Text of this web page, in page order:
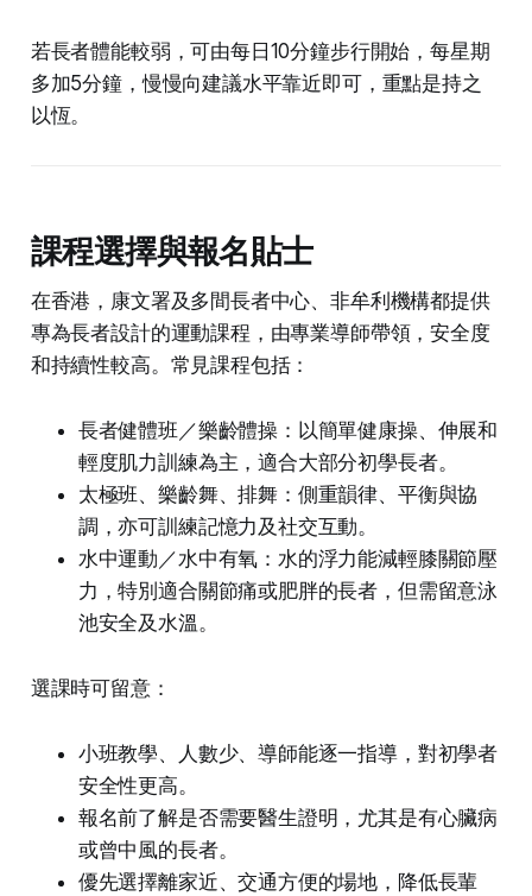
若長者體能較弱，可由每日10分鐘步行開始，每星期
多加5分鐘，慢慢向建議水平靠近即可，重點是持之
以恆。
課程選擇與報名貼士
在香港，康文署及多間長者中心、非牟利機構都提供
專為長者設計的運動課程，由專業導師帶領，安全度
和持續性較高。常見課程包括：
長者健體班／樂齡體操：以簡單健康操、伸展和
輕度肌力訓練為主，適合大部分初學長者。
太極班、樂齡舞、排舞：側重韻律、平衡與協
調，亦可訓練記憶力及社交互動。
水中運動／水中有氧：水的浮力能減輕膝關節壓
力，特別適合關節痛或肥胖的長者，但需留意泳
池安全及水溫。
選課時可留意：
小班教學、人數少、導師能逐一指導，對初學者
安全性更高。
報名前了解是否需要醫生證明，尤其是有心臟病
或曾中風的長者。
優先選擇離家近、交通方便的場地，降低長輩